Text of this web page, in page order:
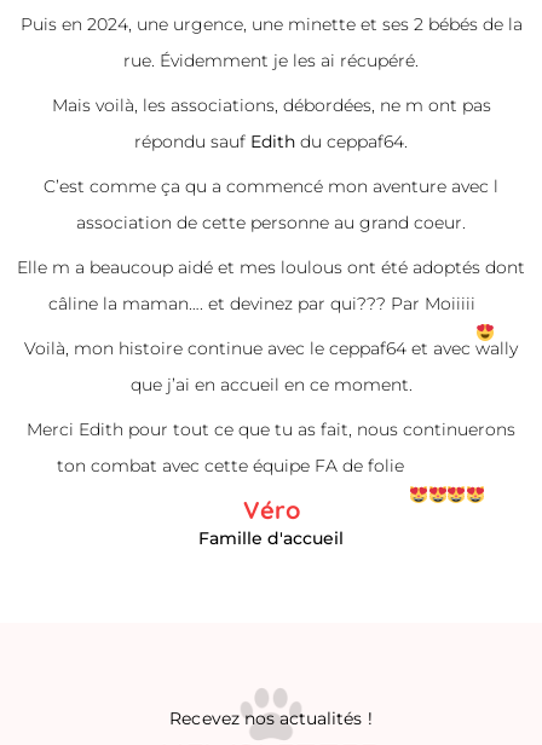
Puis en 2024, une urgence, une minette et ses 2 bébés de la
rue. Évidemment je les ai récupéré.
Mais voilà, les associations, débordées, ne m ont pas
répondu sauf Edith du ceppaf64.
C’est comme ça qu a commencé mon aventure avec l
association de cette personne au grand coeur.
Elle m a beaucoup aidé et mes loulous ont été adoptés dont
câline la maman…. et devinez par qui??? Par Moiiiii
Voilà, mon histoire continue avec le ceppaf64 et avec wally
que j’ai en accueil en ce moment.
Merci Edith pour tout ce que tu as fait, nous continuerons
ton combat avec cette équipe FA de folie
Véro
Famille d'accueil
Recevez nos actualités !